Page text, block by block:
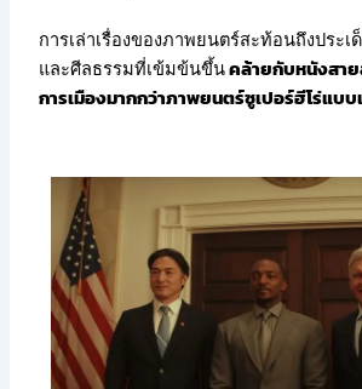
การเล่าเรื่องของภาพยนตร์สะท้อนถึงประเ
และศีลธรรมที่เข้มข้นขึ้นคล้ายกับหนังสา
การเมืองมากกว่าภาพยนตร์ซูเปอร์ฮีโร่แบบ